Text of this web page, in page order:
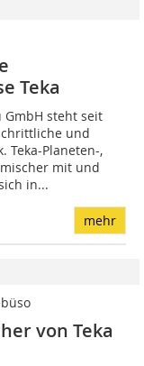
Teka
GmbH steht seit
und
Teka-Planeten-,
mit und
in...
mehr
von Teka